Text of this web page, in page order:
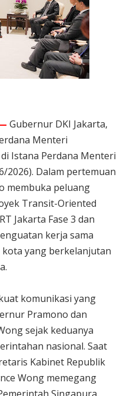
Gubernur DKI Jakarta,
Menteri
Istana Perdana Menteri
2026). Dalam pertemuan
membuka peluang
Transit-Oriented
Jakarta Fase 3 dan
kerja sama
yang berkelanjutan
komunikasi yang
Pramono dan
sejak keduanya
nasional. Saat
Kabinet Republik
Wong memegang